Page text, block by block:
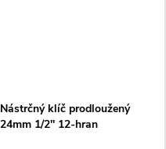
Nástrčný klíč prodloužený
24mm 1/2'' 12-hran